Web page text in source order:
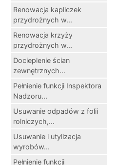
Renowacja kapliczek
przydrożnych w...
Renowacja krzyży
przydrożnych w...
Docieplenie ścian
zewnętrznych...
Pełnienie funkcji Inspektora
Nadzoru...
Usuwanie odpadów z folii
rolniczych,...
Usuwanie i utylizacja
wyrobów...
Pełnienie funkcji